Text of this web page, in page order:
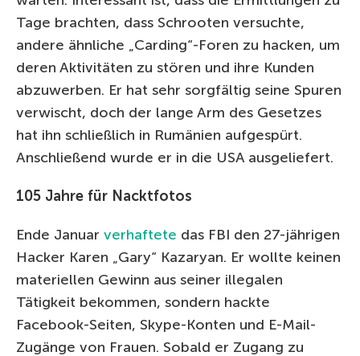
Tage brachten, dass Schrooten versuchte,
andere ähnliche „Carding“-Foren zu hacken, um
deren Aktivitäten zu stören und ihre Kunden
abzuwerben. Er hat sehr sorgfältig seine Spuren
verwischt, doch der lange Arm des Gesetzes
hat ihn schließlich in Rumänien aufgespürt.
Anschließend wurde er in die USA ausgeliefert.
105 Jahre für Nacktfotos
Ende Januar verhaftete das FBI den 27-jährigen
Hacker Karen „Gary“ Kazaryan. Er wollte keinen
materiellen Gewinn aus seiner illegalen
Tätigkeit bekommen, sondern hackte
Facebook-Seiten, Skype-Konten und E-Mail-
Zugänge von Frauen. Sobald er Zugang zu